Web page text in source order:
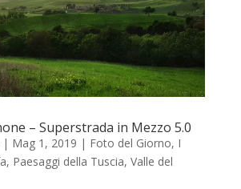
– Superstrada in Mezzo 5.0
| Mag 1, 2019 | Foto del Giorno, I
, Paesaggi della Tuscia, Valle del